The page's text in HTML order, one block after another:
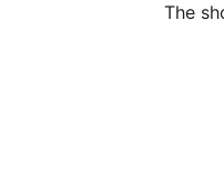
The